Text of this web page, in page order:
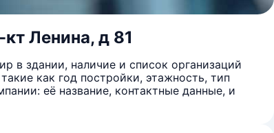
Ленина, д 81
в здании, наличие и список организаций
как год постройки, этажность, тип
её название, контактные данные, и